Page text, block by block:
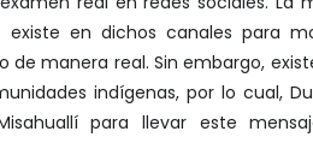
en dichos canales para
manera real. Sin embargo,
indígenas, por lo cual,
para llevar este